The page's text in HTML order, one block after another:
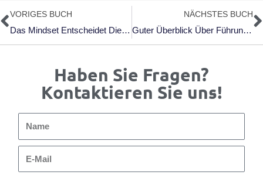
Zurück
VORIGES BUCH
Das Mindset Entscheidet Die Zukunft – In Die Themen Und Techniken Kann Man Sich Einarbeiten
NÄCHSTES BUCH
Guter Überblick Über Führung Und Organisation – Tolles Entwicklungskonzept
Haben Sie Fragen?
Kontaktieren Sie uns!
Mail